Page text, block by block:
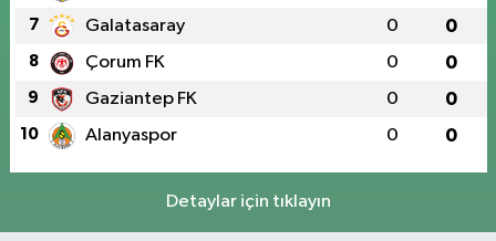
7 Galatasaray 0 0
8 Çorum FK 0 0
9 Gaziantep FK 0 0
10 Alanyaspor 0 0
Detaylar için tıklayın